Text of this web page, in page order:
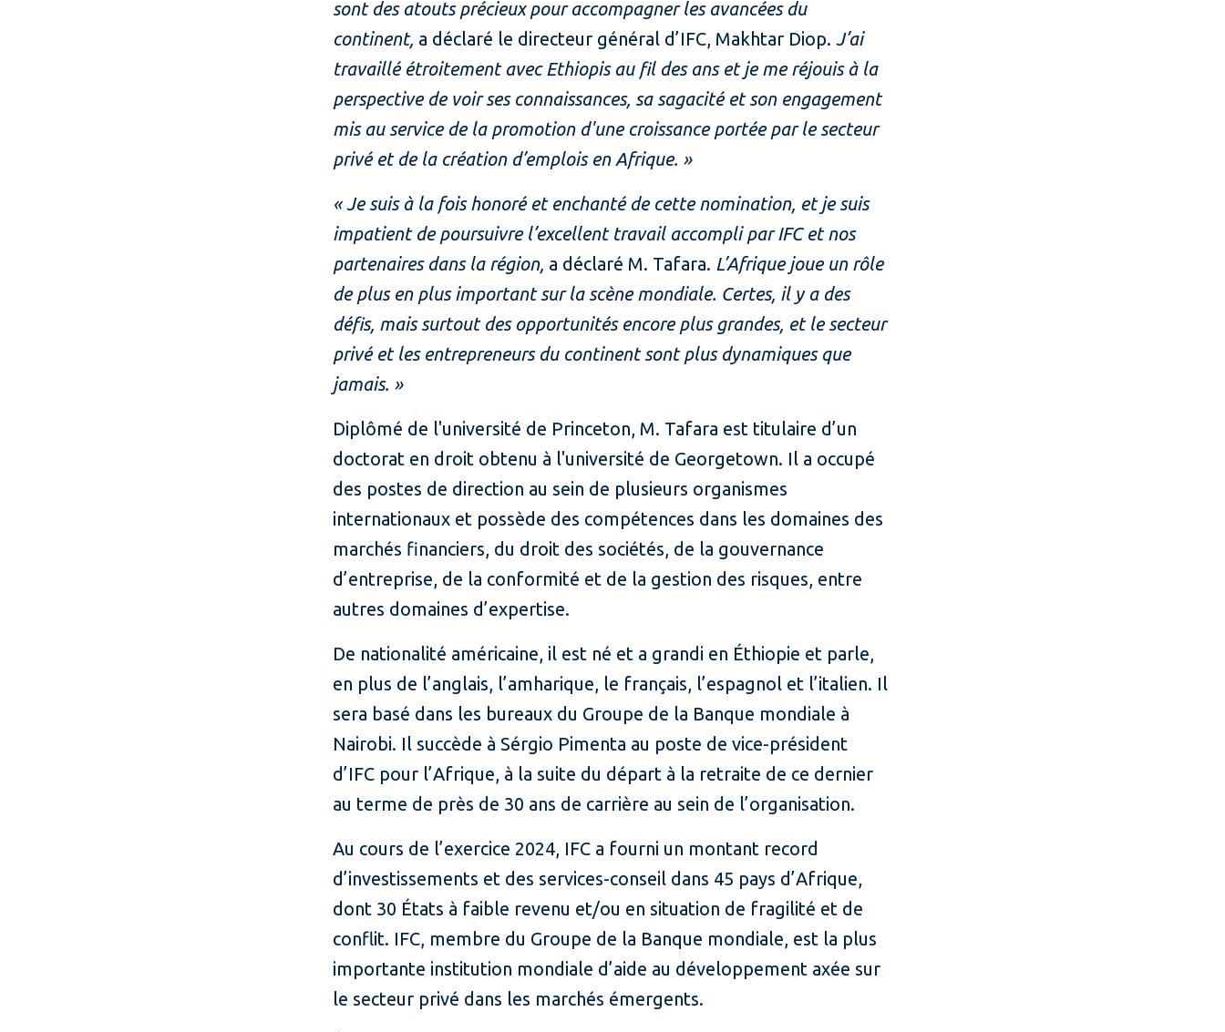
sont des atouts précieux pour accompagner les avancées du
continent, a déclaré le directeur général d’IFC, Makhtar Diop.J’ai
travaillé étroitement avec Ethiopis au fil des ans et je me réjouis à la
perspective de voir ses connaissances, sa sagacité et son engagement
mis au service de la promotion d'une croissance portée par le secteur
privé et de la création d’emplois en Afrique. »
« Je suis à la fois honoré et enchanté de cette nomination, et je suis
impatient de poursuivre l’excellent travail accompli par IFC et nos
partenaires dans la région, a déclaré M. Tafara. L’Afrique joue un rôle
de plus en plus important sur la scène mondiale. Certes, il y a des
défis, mais surtout des opportunités encore plus grandes, et le secteur
privé et les entrepreneurs du continent sont plus dynamiques que
jamais. »
Diplômé de l'université de Princeton, M. Tafara est titulaire d’un
doctorat en droit obtenu à l'université de Georgetown. Il a occupé
des postes de direction au sein de plusieurs organismes
internationaux et possède des compétences dans les domaines des
marchés financiers, du droit des sociétés, de la gouvernance
d’entreprise, de la conformité et de la gestion des risques, entre
autres domaines d’expertise.
De nationalité américaine, il est né et a grandi en Éthiopie et parle,
en plus de l’anglais, l’amharique, le français, l’espagnol et l’italien. Il
sera basé dans les bureaux du Groupe de la Banque mondiale à
Nairobi. Il succède à Sérgio Pimenta au poste de vice-président
d’IFC pour l’Afrique, à la suite du départ à la retraite de ce dernier
au terme de près de 30 ans de carrière au sein de l’organisation.
Au cours de l’exercice 2024, IFC a fourni un montant record
d’investissements et des services-conseil dans 45 pays d’Afrique,
dont 30 États à faible revenu et/ou en situation de fragilité et de
conflit. IFC, membre du Groupe de la Banque mondiale, est la plus
importante institution mondiale d’aide au développement axée sur
le secteur privé dans les marchés émergents.